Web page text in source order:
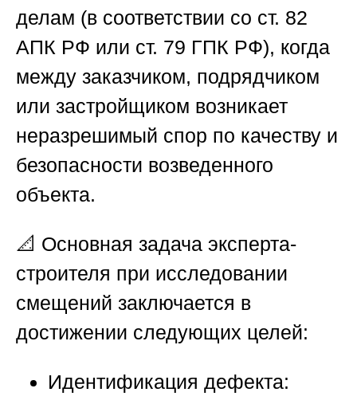
делам (в соответствии со ст. 82
АПК РФ или ст. 79 ГПК РФ), когда
между заказчиком, подрядчиком
или застройщиком возникает
неразрешимый спор по качеству и
безопасности возведенного
объекта.
📐 Основная задача эксперта-
строителя при исследовании
смещений заключается в
достижении следующих целей:
Идентификация дефекта: